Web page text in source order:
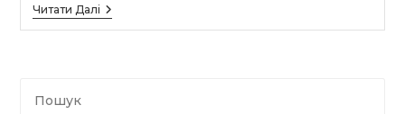
Читати ДаліЗавітали
Гості